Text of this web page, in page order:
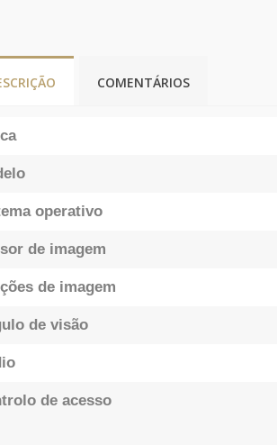
COMENTÁRIOS
operativo
de imagem
de imagem
de visão
de acesso